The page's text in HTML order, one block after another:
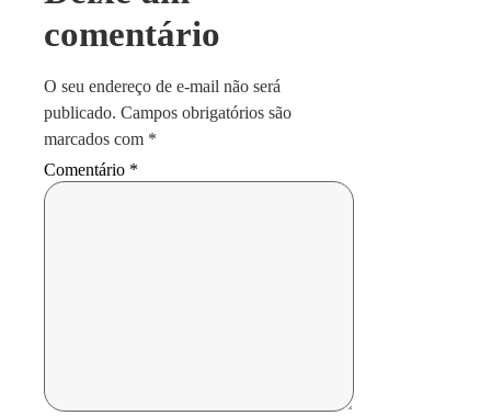
comentário
O seu endereço de e-mail não será
publicado. Campos obrigatórios são
marcados com *
Comentário *